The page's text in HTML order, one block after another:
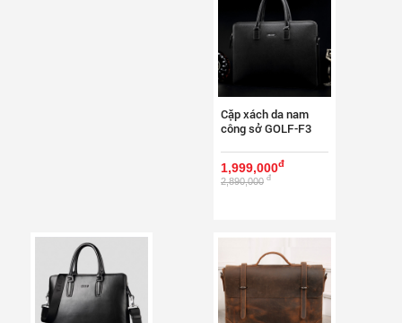
Cặp xách da nam
công sở GOLF-F3
1,999,000đ
2,890,000 đ